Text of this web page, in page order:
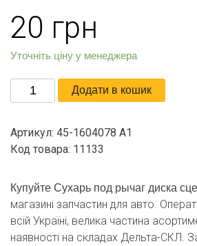
20 грн
Уточніть ціну у менеджера
Сухарь
под
диска
сцепления
Додати в кошик
Артикул: 45-1604078 А1
Код товара: 11133
Купуйте Сухарь под рычаг диска
магазині запчастин для авто.
всій Україні, велика частина
наявності на складах Дельта-СКЛ.